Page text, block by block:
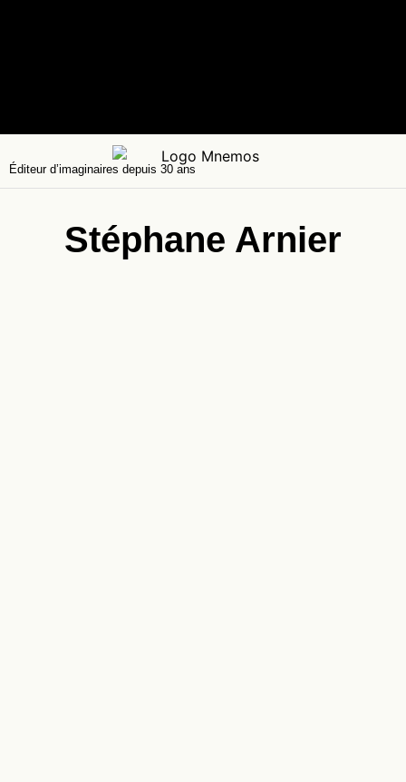
Éditeur d’imaginaires depuis 30 ans
Stéphane Arnier